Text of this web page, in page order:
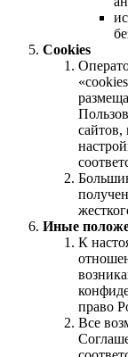
Cookies
сайтов,
Иные
К
право
Все